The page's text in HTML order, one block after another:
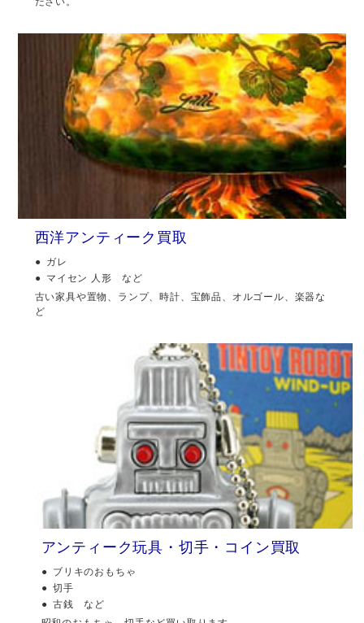
西洋アンティーク買取
ガレ
マイセン 人形 など
古い家具や置物、ランプ、時計、宝飾品、オルゴール、楽器な
ど
アンティーク玩具・切手・コイン買取
ブリキのおもちゃ
切手
古銭 など